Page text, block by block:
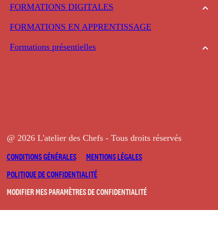
FORMATIONS DIGITALES
FORMATIONS EN APPRENTISSAGE
Formations présentielles
@ 2026 L'atelier des Chefs - Tous droits réservés
CONDITIONS GÉNÉRALES
MENTIONS LÉGALES
POLITIQUE DE CONFIDENTIALITÉ
MODIFIER MES PARAMÈTRES DE CONFIDENTIALITÉ